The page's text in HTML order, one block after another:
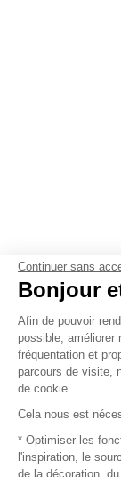
Continuer sans
Bonjour
Afin de pouvoir
possible, améliorer
fréquentation et
parcours de visite,
de cookie.
Cela nous est
* Optimiser les
l'inspiration, le
de la décoration,